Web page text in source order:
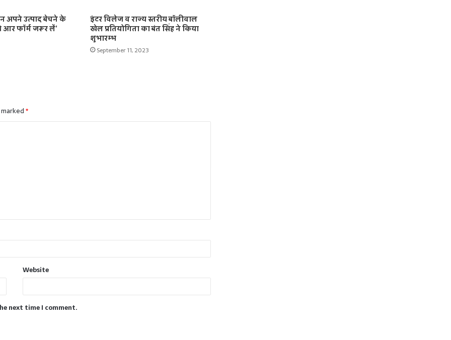
अपने उत्पाद बेचने के
आर फॉर्म जरूर लें’
इंटर विलेज व राज्य स्तरीय बॉलीवाल
खेल प्रतियोगिता का बंत सिंह ने किया
शुभारम्भ
September 11, 2023
*
Website
next time I comment.